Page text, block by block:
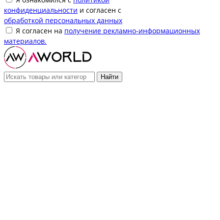
конфиденциальности и согласен с
обработкой персональных данных
Я согласен на получение рекламно-информационных
материалов.
Найти